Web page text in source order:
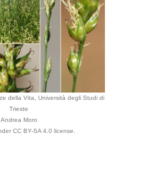
della Vita, Università degli Studi di
Trieste
Andrea Moro
CC BY-SA 4.0 license.